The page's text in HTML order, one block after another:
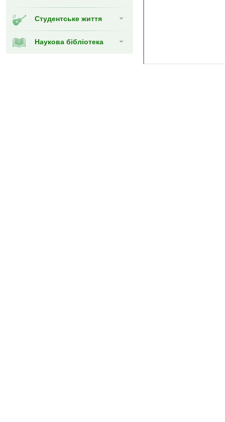
Студентське життя
Наукова бібліотека